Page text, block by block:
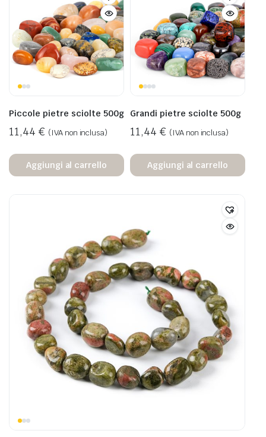
Piccole pietre sciolte 500g
11,44 € (IVA non inclusa)
Aggiungi al carrello
Grandi pietre sciolte 500g
11,44 € (IVA non inclusa)
Aggiungi al carrello